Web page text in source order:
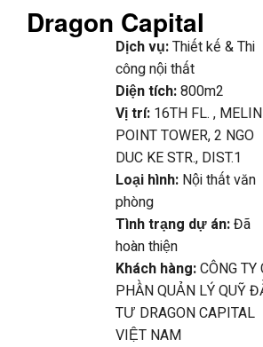
Dragon Capital
Dịch vụ:Thiết kế & Thi
công nội thất
Diện tích:800m2
Vị trí: 16TH FL. ,
POINT TOWER, 2 NGO
DUC KE STR., DIST.1
Loại hình: Nội thất văn
phòng
Tình trạng dự án:Đã
hoàn thiện
Khách hàng:CÔNG TY
PHẦN QUẢN LÝ QUỸ
TƯ DRAGON CAPITAL
VIỆT NAM